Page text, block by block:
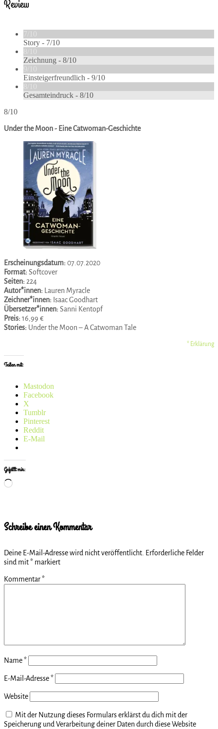
Review
7/10
Story - 7/10
8/10
Zeichnung - 8/10
9/10
Einsteigerfreundlich - 9/10
8/10
Gesamteindruck - 8/10
8/10
Under the Moon - Eine Catwoman-Geschichte
Erscheinungsdatum: 07.07.2020
Format: Softcover
Seiten: 224
Autor*innen: Lauren Myracle
Zeichner*innen: Isaac Goodhart
Übersetzer*innen: Sanni Kentopf
Preis: 16,99 €
Stories: Under the Moon – A Catwoman Tale
* Erklärung
Teilen mit:
Mastodon
Facebook
X
Tumblr
Pinterest
Reddit
E-Mail
Gefällt mir:
Wird
Schreibe einen Kommentar
Deine E-Mail-Adresse wird nicht veröffentlicht. Erforderliche Felder
sind mit* markiert
Kommentar*
Name*
E-Mail-Adresse*
Website
Mit der Nutzung dieses Formulars erklärst du dich mit der
Speicherung und Verarbeitung deiner Daten durch diese Website